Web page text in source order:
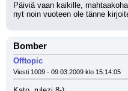
Päiviä vaan kaikille,
nyt noin vuoteen ole tänne
Bomber
Offtopic
Viesti 1009 - 09.03.2009 klo 15:14:05